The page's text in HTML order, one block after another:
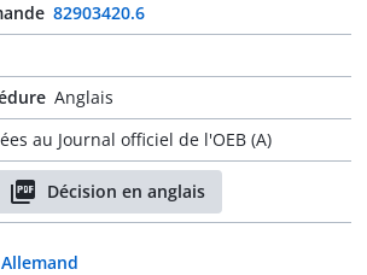
82903420.6
Anglais
au Journal officiel de l'OEB (A)
Décision en anglais
Allemand